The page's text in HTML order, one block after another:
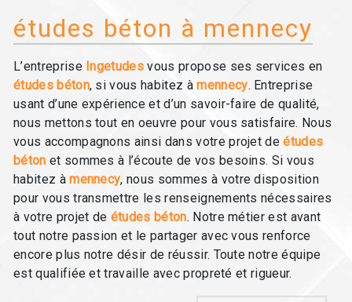
études béton à mennecy
L’entreprise Ingetudes vous propose ses services en
études béton, si vous habitez àmennecy. Entreprise
usant d’une expérience et d’un savoir-faire de qualité,
nous mettons tout en oeuvre pour vous satisfaire. Nous
vous accompagnons ainsi dans votre projet deétudes
béton et sommes à l’écoute de vos besoins. Si vous
habitez àmennecy, nous sommes à votre disposition
pour vous transmettre les renseignements nécessaires
à votre projet de études béton. Notre métier est avant
tout notre passion et le partager avec vous renforce
encore plus notre désir de réussir. Toute notre équipe
est qualifiée et travaille avec propreté et rigueur.